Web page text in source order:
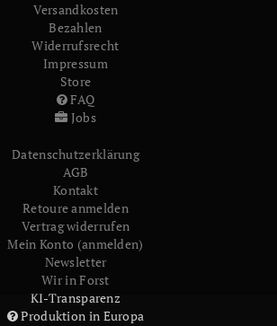
Versandkosten
Bezahlen
Widerrufs­recht
Impressum
Store
FAQ
Jobs
Daten­schutz­erklärung
AGB
Kontakt
Retoure anmelden
Vertrag widerrufen
Mein Konto (anmelden)
Newsletter
Wir in Forst
KI-Transparenz
Produktion in Europa